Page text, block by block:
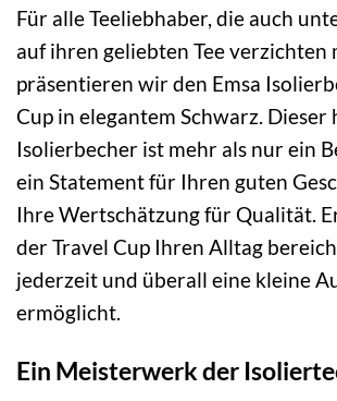
Für alle Teeliebhaber, die auch
auf ihren geliebten Tee verzichten
präsentieren wir den Emsa
Cup in elegantem Schwarz.
Isolierbecher ist mehr als nur ein
ein Statement für Ihren guten
Ihre Wertschätzung für Qualität.
der Travel Cup Ihren Alltag
jederzeit und überall eine kleine
ermöglicht.
Ein Meisterwerk der